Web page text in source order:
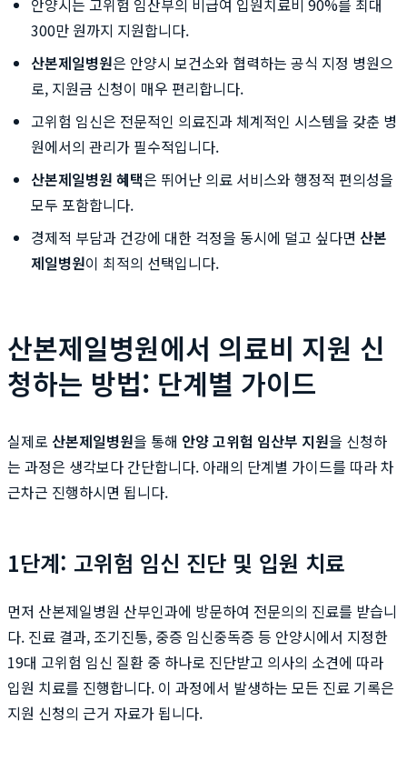
안양시는 고위험 임산부의 비급여 입원치료비 90%를 최대
300만 원까지 지원합니다.
산본제일병원은 안양시 보건소와 협력하는 공식 지정 병원으
로, 지원금 신청이 매우 편리합니다.
고위험 임신은 전문적인 의료진과 체계적인 시스템을 갖춘 병
원에서의 관리가 필수적입니다.
산본제일병원 혜택은 뛰어난 의료 서비스와 행정적 편의성을
모두 포함합니다.
경제적 부담과 건강에 대한 걱정을 동시에 덜고 싶다면 산본
제일병원이 최적의 선택입니다.
산본제일병원에서 의료비 지원 신
청하는 방법: 단계별 가이드
실제로 산본제일병원을 통해 안양 고위험 임산부 지원을 신청하
는 과정은 생각보다 간단합니다. 아래의 단계별 가이드를 따라 차
근차근 진행하시면 됩니다.
1단계: 고위험 임신 진단 및 입원 치료
먼저 산본제일병원 산부인과에 방문하여 전문의의 진료를 받습니
다. 진료 결과, 조기진통, 중증 임신중독증 등 안양시에서 지정한
19대 고위험 임신 질환 중 하나로 진단받고 의사의 소견에 따라
입원 치료를 진행합니다. 이 과정에서 발생하는 모든 진료 기록은
지원 신청의 근거 자료가 됩니다.